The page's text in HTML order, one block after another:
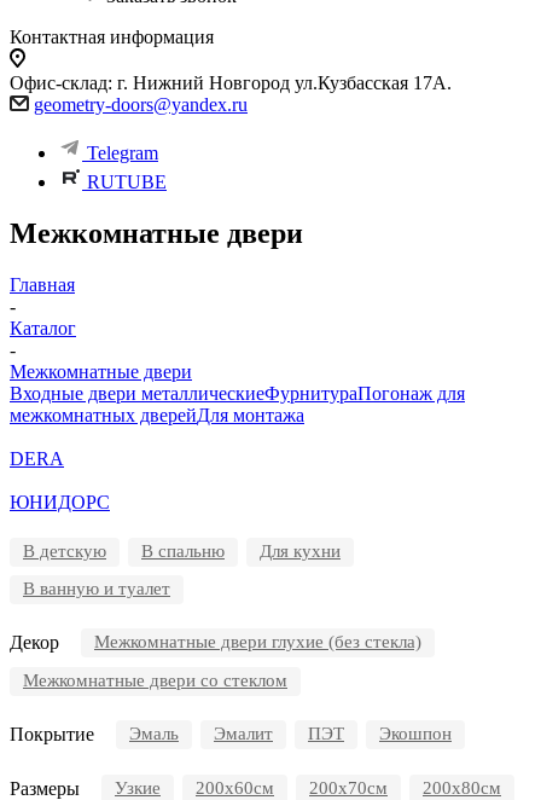
Контактная информация
Офис-склад: г. Нижний Новгород ул.Кузбасская 17А.
geometry-doors@yandex.ru
Telegram
RUTUBE
Межкомнатные двери
Главная
-
Каталог
-
Межкомнатные двери
Входные двери металлическиеФурнитураПогонаж для
межкомнатных дверейДля монтажа
DERA
ЮНИДОРС
В детскую В спальню
Для кухни
В ванную и туалет
Декор
Межкомнатные двери глухие (без стекла)
Межкомнатные двери со стеклом
Покрытие Эмаль Эмалит ПЭТ Экошпон
Размеры Узкие 200x60см 200x70см
200х80см